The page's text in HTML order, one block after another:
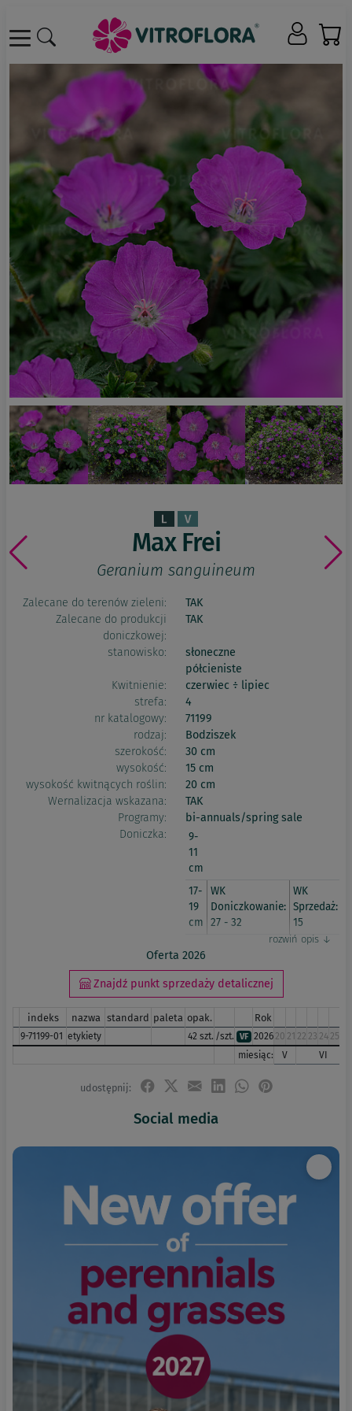
Max Frei
Geranium sanguineum
Zalecane do terenów zieleni:
TAK
Zalecane do produkcji
doniczkowej:
TAK
stanowisko:
słoneczne
półcieniste
Kwitnienie:
czerwiec ÷ lipiec
strefa:
4
nr katalogowy:
71199
rodzaj:
Bodziszek
szerokość:
30 cm
wysokość:
15 cm
wysokość kwitnących roślin:
20 cm
Wernalizacja wskazana:
TAK
Programy:
bi-annuals/spring sale
Doniczka:
9-
11
cm
17-
19
cm
WK
Doniczkowanie:
27 - 32
WK
Sprzedaż:
15
Oferta 2026
Znajdź punkt sprzedaży detalicznej
indeks nazwa standard paleta opak. Rok
9-71199-01 etykiety 42 szt. /szt. VF 2026 20 21 22 23 24 25
miesiąc:
V VI
udostępnij:
Social media